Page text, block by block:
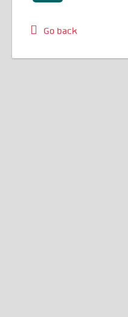
Go back